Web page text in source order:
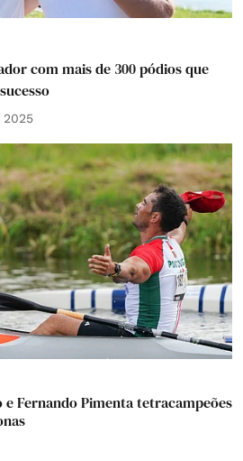
com mais de 300 pódios que
2025
e Fernando Pimenta tetracampeões